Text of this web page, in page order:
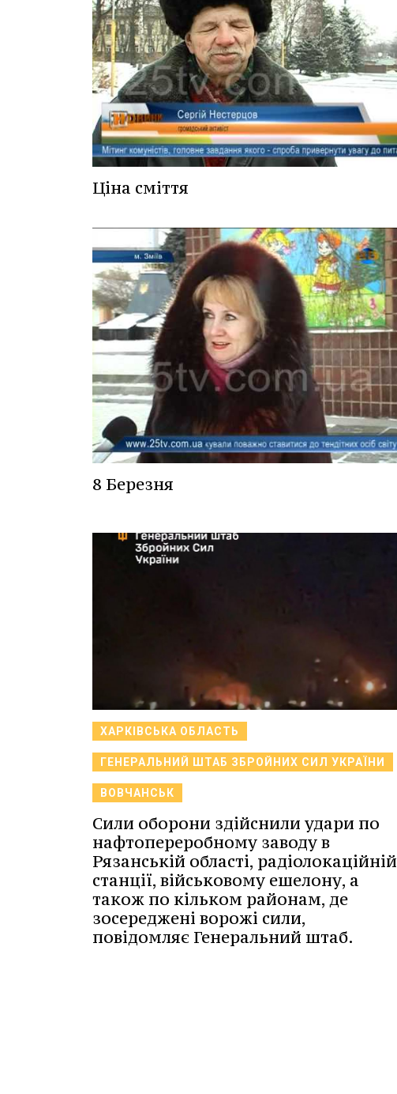
Ціна сміття
8 Березня
ХАРКІВСЬКА ОБЛАСТЬ
ГЕНЕРАЛЬНИЙ ШТАБ ЗБРОЙНИХ СИЛ УКРАЇНИ
ВОВЧАНСЬК
Сили оборони здійснили удари по
нафтопереробному заводу в
Рязанській області, радіолокаційній
станції, військовому ешелону, а
також по кільком районам, де
зосереджені ворожі сили,
повідомляє Генеральний штаб.